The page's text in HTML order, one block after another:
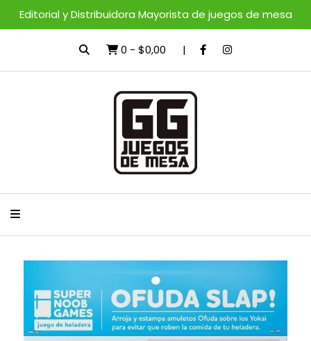
Editorial y Distribuidora Mayorista de juegos de mesa
0 - $0,00